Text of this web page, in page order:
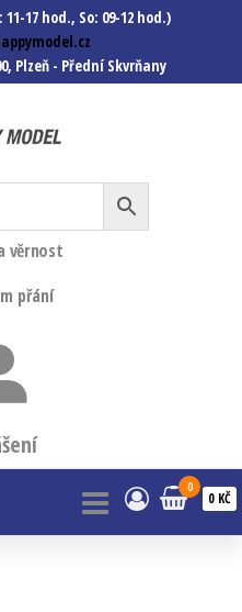
11-17 hod., So: 09-12 hod.)
Plzeň - Přední Skvrňany
autíček, modelová
železnice, mašinky, vagóny a
mnohem víc.
věrnost
přání
0
0 KČ